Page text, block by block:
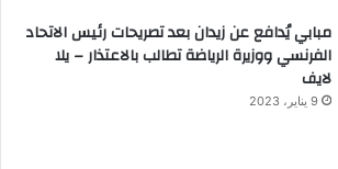
مبابي يُدافع عن زيدان بعد تصريحات رئيس الاتحاد
الفرنسي ووزيرة الرياضة تطالب بالاعتذار – يلا
لايف
9 يناير، 2023